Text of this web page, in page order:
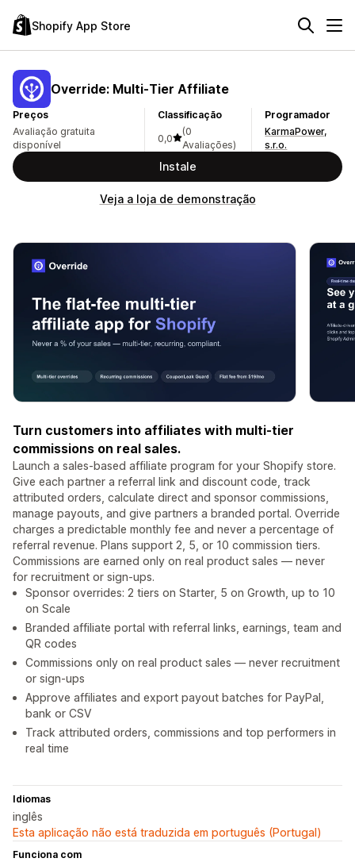
Shopify App Store
Override: Multi‑Tier Affiliate
Preços
Avaliação gratuita
disponível
Classificação
0,0
(0
Avaliações)
Programador
KarmaPower,
s.r.o.
Instale
Veja a loja de demonstração
Turn customers into affiliates with multi-tier
commissions on real sales.
Launch a sales-based affiliate program for your Shopify store.
Give each partner a referral link and discount code, track
attributed orders, calculate direct and sponsor commissions,
manage payouts, and give partners a branded portal. Override
charges a predictable monthly fee and never a percentage of
referral revenue. Plans support 2, 5, or 10 commission tiers.
Commissions are earned only on real product sales — never
for recruitment or sign-ups.
Sponsor overrides: 2 tiers on Starter, 5 on Growth, up to 10
on Scale
Branded affiliate portal with referral links, earnings, team and
QR codes
Commissions only on real product sales — never recruitment
or sign-ups
Approve affiliates and export payout batches for PayPal,
bank or CSV
Track attributed orders, commissions and top performers in
real time
Idiomas
inglês
Esta aplicação não está traduzida em português (Portugal)
Funciona com